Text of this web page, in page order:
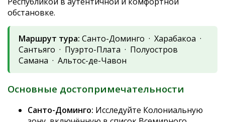
обстановке.
Маршрут тура: Санто-Доминго · Харабакоа ·
Сантьяго · Пуэрто-Плата · Полуостров
Самана · Альтос-де-Чавон
Основные достопримечательности
Санто-Доминго: Исследуйте Колониальную